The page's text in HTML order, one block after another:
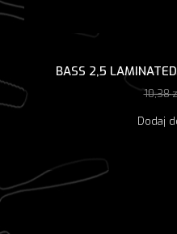
BASS 2,5
10,38
Dodaj